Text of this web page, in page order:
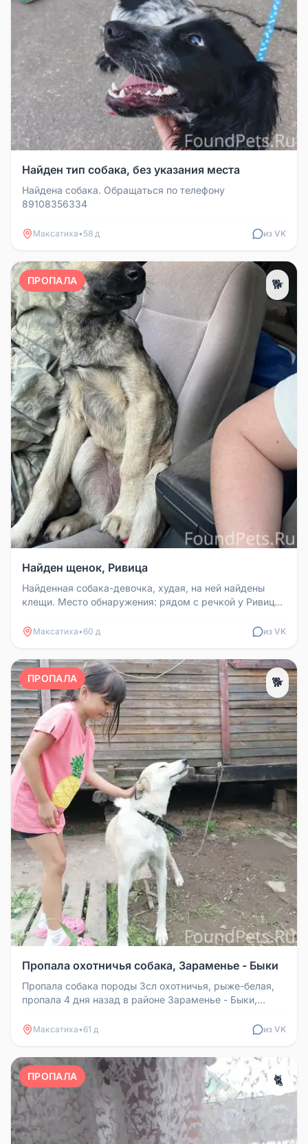
Найден тип собака, без указания места
Найдена собака. Обращаться по телефону
89108356334
Максатиха• 58 д из VK
ПРОПАЛА 🐕
Найден щенок, Ривица
Найденная собака-девочка, худая, на ней найдены
клещи. Место обнаружения: рядом с речкой у Ривицы
Максатиха•60 д из VK
ПРОПАЛА 🐕
Пропала охотничья собака, Зараменье - Быки
Пропала собака породы Зсл охотничья, рыже-белая,
пропала 4 дня назад в районе Зараменье - Быки,
Максатиха•61 д из VK
ПРОПАЛА 🐈